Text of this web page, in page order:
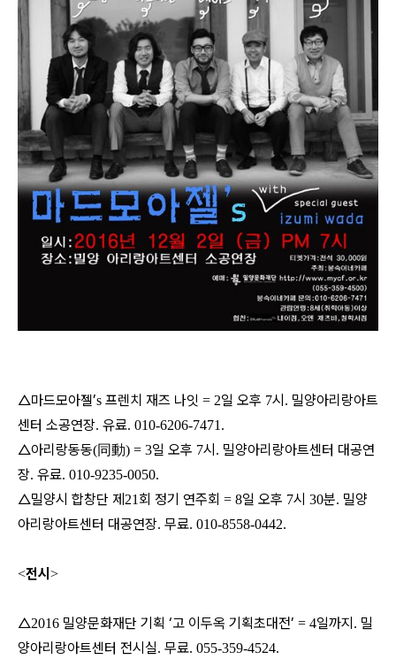
△마드모아젤’s 프렌치 재즈 나잇 = 2일 오후 7시 . 밀양아리랑아트
센터 소공연장. 유료. 010-6206-7471.
△아리랑동동(同動) = 3일 오후 7시 . 밀양아리랑아트센터 대공연
장. 유료. 010-9235-0050.
△밀양시 합창단 제 21 회 정기 연주회 = 8일 오후 7시 30분. 밀양
아리랑아트센터 대공연장. 무료. 010-8558-0442.
<전시 >
△2016 밀양문화재단 기획 ‘고 이두옥 기획초대전’ = 4일까지 . 밀
양아리랑아트센터 전시실. 무료. 055-359-4524.